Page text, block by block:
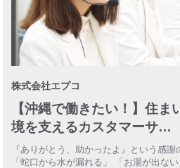
株式会社エプコ
【沖縄で働きたい！】住ま
境を支えるカスタマーサ…
『ありがとう、助かったよ』という感謝
「蛇口から水が漏れる」 「お湯が出な